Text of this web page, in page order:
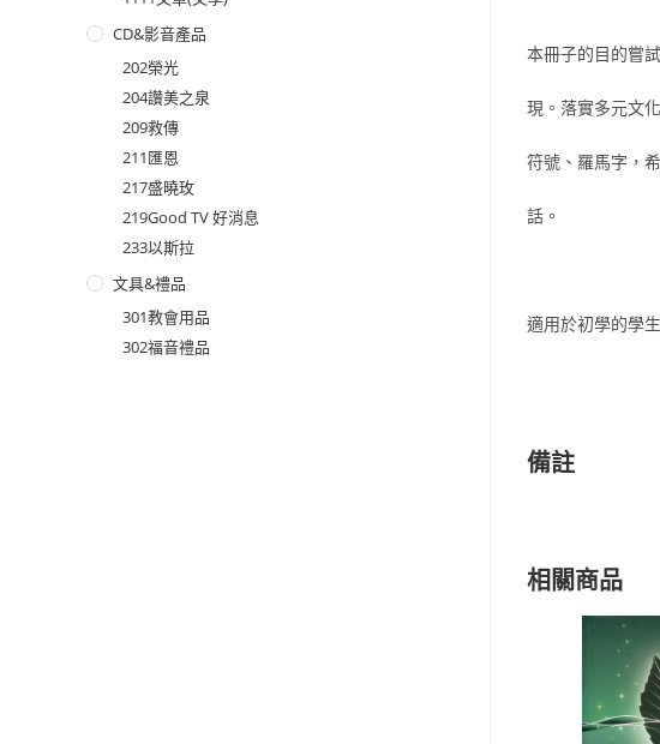
本冊子的目的嘗
現。落實多元文
符號、羅馬字，
話。
適用於初學的學
備註
相關商品
CD&影音產品
202榮光
204讚美之泉
209救傳
211匯恩
217盛曉玫
219Good TV 好消息
233以斯拉
文具&禮品
301教會用品
302福音禮品